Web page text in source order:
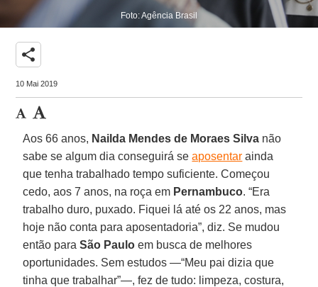
Foto: Agência Brasil
share
10 Mai 2019
Aos 66 anos, Nailda Mendes de Moraes Silva não
sabe se algum dia conseguirá seaposentar ainda
que tenha trabalhado tempo suficiente. Começou
cedo, aos 7 anos, na roça em Pernambuco. “Era
trabalho duro, puxado. Fiquei lá até os 22 anos, mas
hoje não conta para aposentadoria”, diz. Se mudou
então paraSão Paulo em busca de melhores
oportunidades. Sem estudos —“Meu pai dizia que
tinha que trabalhar”—, fez de tudo: limpeza, costura,